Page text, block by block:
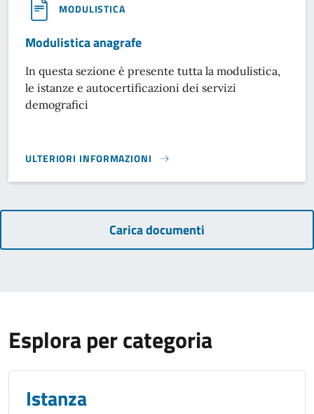
MODULISTICA
Modulistica anagrafe
In questa sezione è presente tutta la modulistica,
le istanze e autocertificazioni dei servizi
demografici
ULTERIORI INFORMAZIONI
MODULISTICA ANAGRAFE}
Carica documenti
Esplora per categoria
Istanza